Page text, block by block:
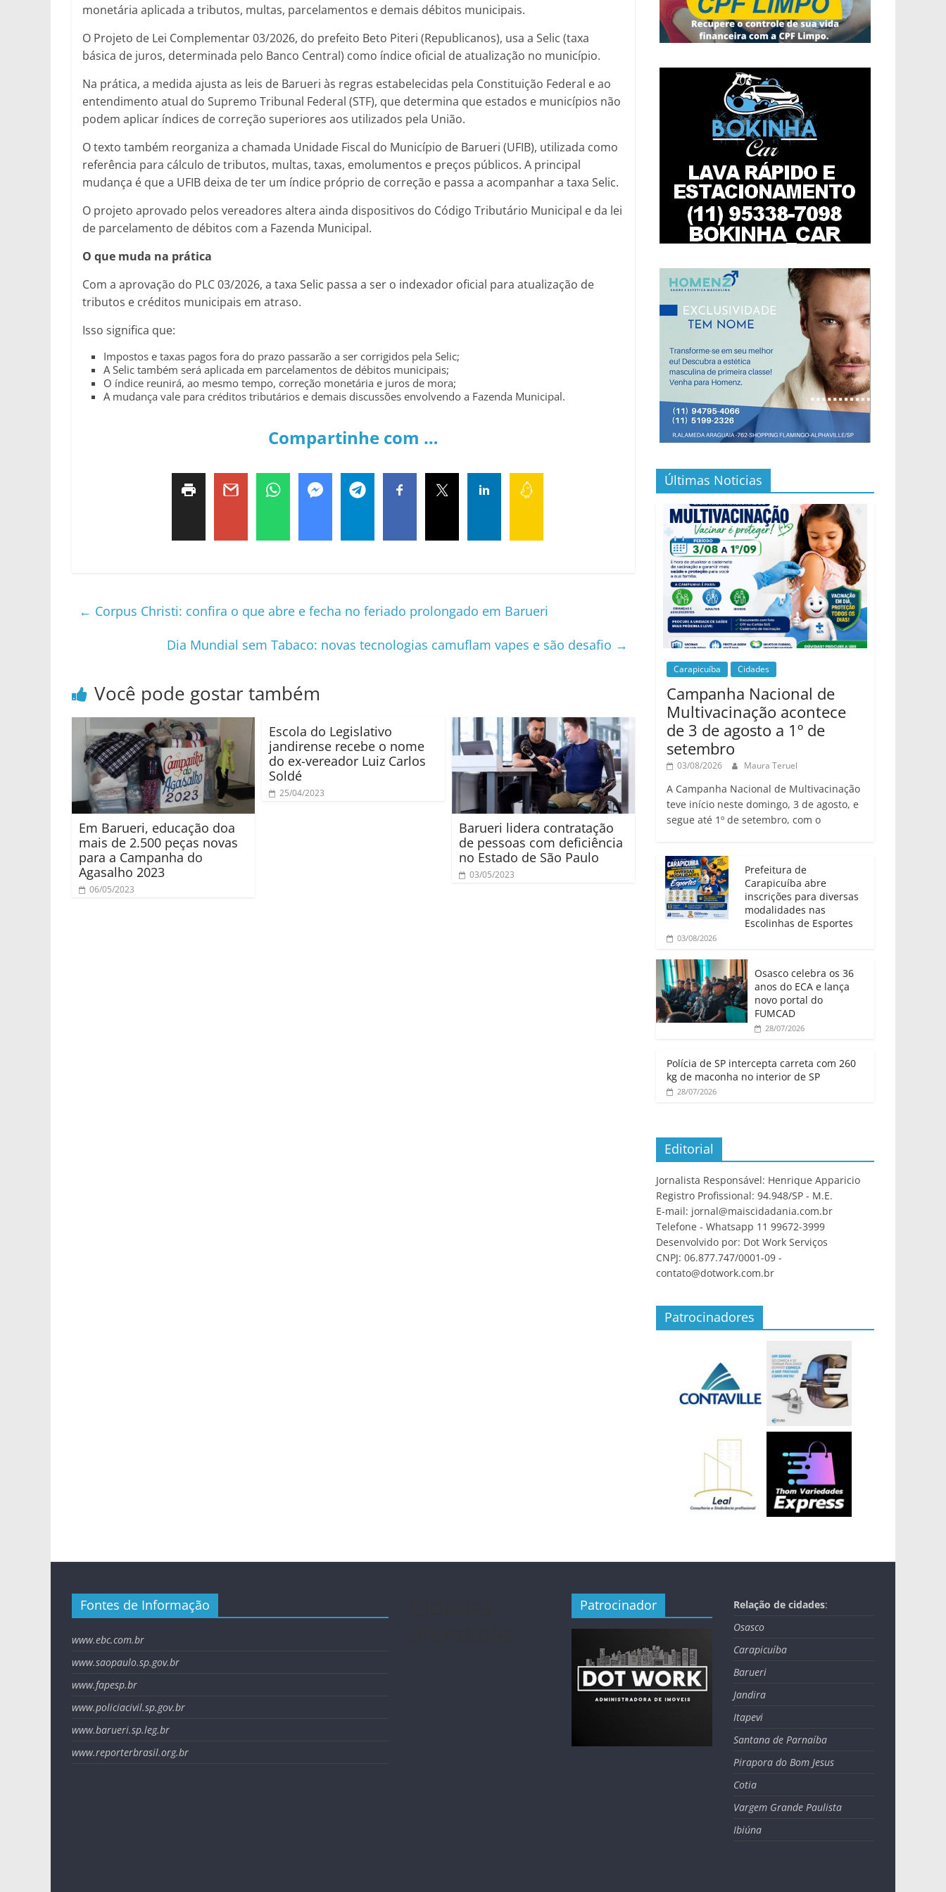
monetária aplicada a tributos, multas, parcelamentos e demais débitos municipais.
O Projeto de Lei Complementar 03/2026, do prefeito Beto Piteri (Republicanos), usa a Selic (taxa
básica de juros, determinada pelo Banco Central) como índice oficial de atualização no município.
Na prática, a medida ajusta as leis de Barueri às regras estabelecidas pela Constituição Federal e ao
entendimento atual do Supremo Tribunal Federal (STF), que determina que estados e municípios não
podem aplicar índices de correção superiores aos utilizados pela União.
O texto também reorganiza a chamada Unidade Fiscal do Município de Barueri (UFIB), utilizada como
referência para cálculo de tributos, multas, taxas, emolumentos e preços públicos. A principal
mudança é que a UFIB deixa de ter um índice próprio de correção e passa a acompanhar a taxa Selic.
O projeto aprovado pelos vereadores altera ainda dispositivos do Código Tributário Municipal e da lei
de parcelamento de débitos com a Fazenda Municipal.
O que muda na prática
Com a aprovação do PLC 03/2026, a taxa Selic passa a ser o indexador oficial para atualização de
tributos e créditos municipais em atraso.
Isso significa que:
Impostos e taxas pagos fora do prazo passarão a ser corrigidos pela Selic;
A Selic também será aplicada em parcelamentos de débitos municipais;
O índice reunirá, ao mesmo tempo, correção monetária e juros de mora;
A mudança vale para créditos tributários e demais discussões envolvendo a Fazenda Municipal.
Compartinhe com …
← Corpus Christi: confira o que abre e fecha no feriado prolongado em Barueri
Dia Mundial sem Tabaco: novas tecnologias camuflam vapes e são desafio →
Você pode gostar também
Em Barueri, educação doa
mais de 2.500 peças novas
para a Campanha do
Agasalho 2023
06/05/2023
Escola do Legislativo
jandirense recebe o nome
do ex-vereador Luiz Carlos
Soldé
25/04/2023
Barueri lidera contratação
de pessoas com deficiência
no Estado de São Paulo
03/05/2023
Últimas Noticias
Carapicuíba Cidades
Campanha Nacional de
Multivacinação acontece
de 3 de agosto a 1º de
setembro
03/08/2026 Maura Teruel
A Campanha Nacional de Multivacinação
teve início neste domingo, 3 de agosto, e
segue até 1º de setembro, com o
Prefeitura de
Carapicuíba abre
inscrições para diversas
modalidades nas
Escolinhas de Esportes
03/08/2026
Osasco celebra os 36
anos do ECA e lança
novo portal do
FUMCAD
28/07/2026
Polícia de SP intercepta carreta com 260
kg de maconha no interior de SP
28/07/2026
Editorial
Jornalista Responsável: Henrique Apparicio
Registro Profissional: 94.948/SP - M.E.
E-mail: jornal@maiscidadania.com.br
Telefone - Whatsapp 11 99672-3999
Desenvolvido por: Dot Work Serviços
CNPJ: 06.877.747/0001-09 -
contato@dotwork.com.br
Patrocinadores
Fontes de Informação
www.ebc.com.br
www.saopaulo.sp.gov.br
www.fapesp.br
www.policiacivil.sp.gov.br
www.barueri.sp.leg.br
www.reporterbrasil.org.br
Patrocinador Relação de cidades:
Osasco
Carapicuíba
Barueri
Jandira
Itapevi
Santana de Parnaíba
Pirapora do Bom Jesus
Cotia
Vargem Grande Paulista
Ibiúna